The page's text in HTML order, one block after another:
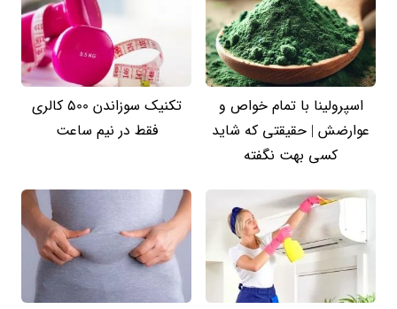
اسپرولینا با تمام خواص و
عوارضش | حقیقتی که شاید
کسی بهت نگفته
تکنیک سوزاندن 500 کالری
فقط در نیم ساعت